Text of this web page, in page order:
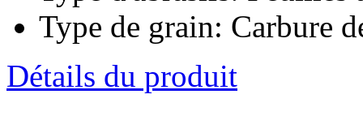
Type de grain: Carbure
Détails du produit